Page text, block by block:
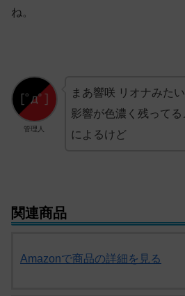
ね。
管理人
まあ響咲 リオナみた
影響が色濃く残って
によるけど
関連商品
Amazonで商品の詳細を見る